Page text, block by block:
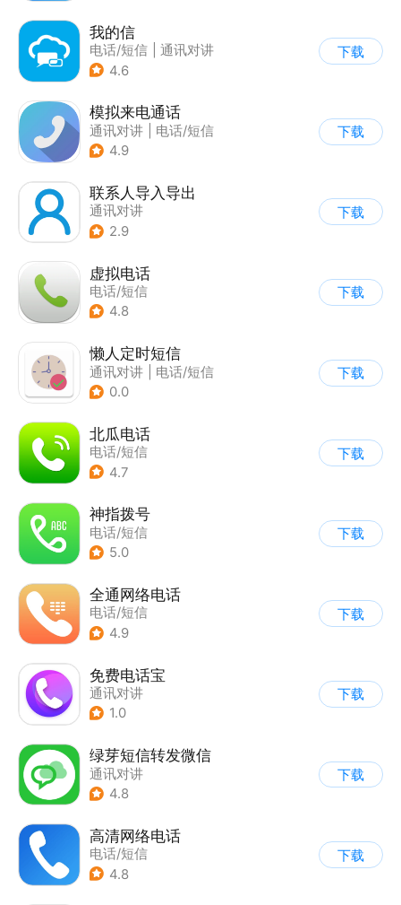
我的信
电话/短信
通讯对讲
4.6
下载
模拟来电通话
通讯对讲
电话/短信
4.9
下载
联系人导入导出
通讯对讲
2.9
下载
虚拟电话
电话/短信
4.8
下载
懒人定时短信
通讯对讲
电话/短信
0.0
下载
北瓜电话
电话/短信
4.7
下载
神指拨号
电话/短信
5.0
下载
全通网络电话
电话/短信
4.9
下载
免费电话宝
通讯对讲
1.0
下载
绿芽短信转发微信
通讯对讲
4.8
下载
高清网络电话
电话/短信
4.8
下载